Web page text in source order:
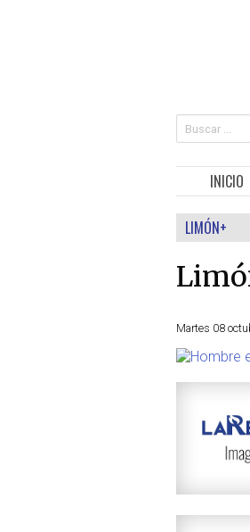
INICIO
LIMÓN+
Martes 08